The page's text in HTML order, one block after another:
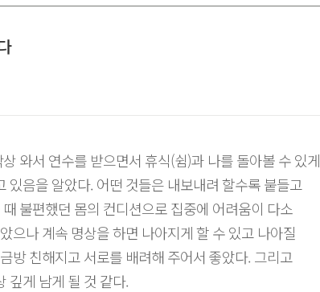
와서 연수를 받으면서 휴식(쉼)과 나를 돌아볼 수 있게
음을 알았다. 어떤 것들은 내보내려 할수록 붙들고
불편했던 몸의 컨디션으로 집중에 어려움이 다소
으나 계속 명상을 하면 나아지게 할 수 있고 나아질
방 친해지고 서로를 배려해 주어서 좋았다. 그리고
깊게 남게 될 것 같다.